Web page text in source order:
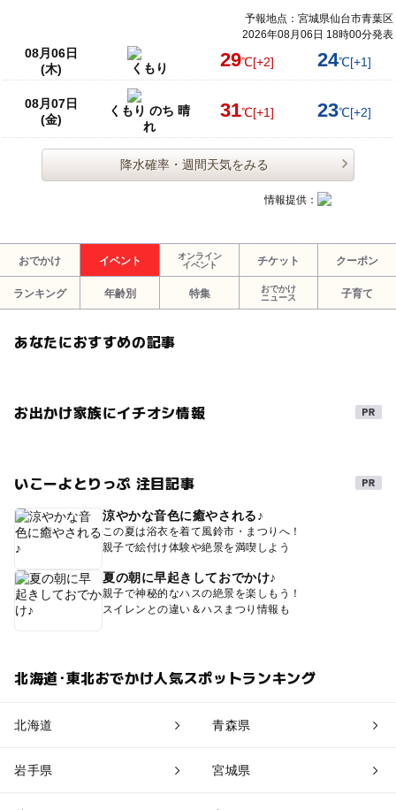
予報地点：宮城県仙台市青葉区
2026年08月06日 18時00分発表
08月06日
(木)
くもり 29℃[+2] 24℃[+1]
08月07日
(金)
くもり のち 晴
れ
31℃[+1] 23℃[+2]
降水確率・週間天気をみる
情報提供：
おでかけ イベント
オンライン
イベント
チケット クーポン
ランキング 年齢別 特集
おでかけ
ニュース
子育て
あなたにおすすめの記事
お出かけ家族にイチオシ情報
いこーよとりっぷ 注目記事
涼やかな音色に癒やされる♪
この夏は浴衣を着て風鈴市・まつりへ！
親子で絵付け体験や絶景を満喫しよう
夏の朝に早起きしておでかけ♪
親子で神秘的なハスの絶景を楽しもう！
スイレンとの違い＆ハスまつり情報も
北海道･東北おでかけ人気スポットランキング
北海道 青森県
岩手県 宮城県